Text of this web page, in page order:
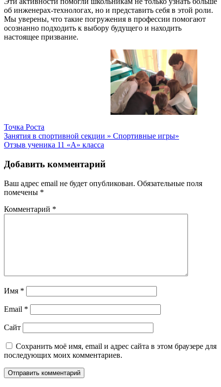
об инженерах-технологах, но и представить себя в этой роли.
Мы уверены, что такие погружения в профессии помогают
осознанно подходить к выбору будущего и находить
настоящее призвание.
Точка Роста
Навигация
по
записям
Занятия в спортивной секции » Спортивные игры»
Отзыв ученика 11 «А» класса
Добавить комментарий
Ваш адрес email не будет опубликован. Обязательные поля
помечены *
Комментарий *
Имя *
Email *
Сайт
Сохранить моё имя, email и адрес сайта в этом браузере для
последующих моих комментариев.